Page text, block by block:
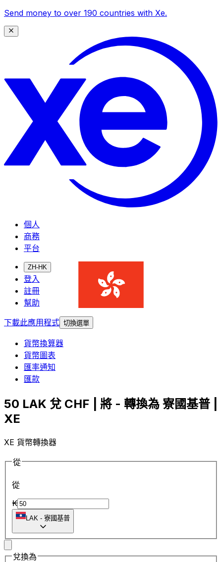
Send money to over 190 countries with Xe.
個人
商務
平台
ZH-HK
登入
註冊
幫助
下載此應用程式 切換選單
貨幣換算器
貨幣圖表
匯率通知
匯款
50 LAK 兌 CHF | 將 - 轉換為 寮國基普 |
XE
XE 貨幣轉換器
從
從
₭
LAK - 寮國基普
兌換為